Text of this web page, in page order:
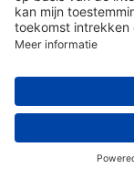
Condens en